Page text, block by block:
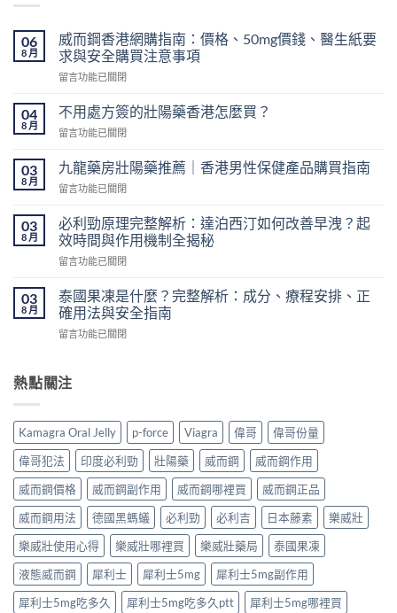
06
8 月
威而鋼香港網購指南：價格、50mg價錢、醫生紙要
求與安全購買注意事項
在
而
鋼
香
網
購
指
價
格、
50mg
錢、
醫
生
紙
與
安
購
買
注
意
事
項〉
中
留言功能已關閉
04
8 月
不用處方簽的壯陽藥香港怎麼買？
在
用
處
方
的
壯
藥
港
怎
麼
留言功能已關閉
03
8 月
九龍藥房壯陽藥推薦｜香港男性保健產品購買指南
在
龍
藥
房
壯
藥
推
薦
｜
男
健
產
品
購
買
指
南〉
中
留言功能已關閉
03
8 月
必利勁原理完整解析：達泊西汀如何改善早洩？起
效時間與作用機制全揭秘
在
利
勁
原
理
解
西
汀
如
何
改
善
早
洩？
起
效
時
間
留言功能已關閉
03
8 月
泰國果凍是什麼？完整解析：成分、療程安排、正
確用法與安全指南
在
果
凍
什
麼？
完
整
解
析：
成
分、
療
程
安
排、
正
留言功能已關閉
熱點關注
Kamagra Oral Jelly p-force Viagra 偉哥
偉哥份量
偉哥犯法
印度必利勁 壯陽藥 威而鋼
威而鋼作用
威而鋼價格
威而鋼副作用 威而鋼哪裡買
威而鋼正品
威而鋼用法
德國黑螞蟻 必利勁 必利吉 日本藤素
樂威壯
樂威壯使用心得
樂威壯哪裡買 樂威壯藥局
泰國果凍
液態威而鋼
犀利士 犀利士5mg
犀利士5mg副作用
犀利士5mg吃多久
犀利士5mg吃多久ptt 犀利士5mg哪裡買